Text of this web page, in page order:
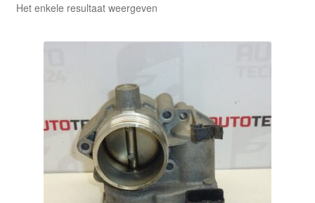
Het enkele resultaat weergeven